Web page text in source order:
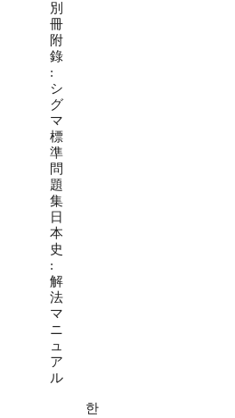
別
冊
附
錄
:
シ
グ
マ
標
準
問
題
集
日
本
史
:
解
法
マ
ニ
ュ
ア
ル
한